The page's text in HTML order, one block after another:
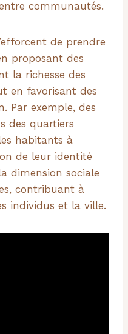
communautés.
de prendre
proposant des
la richesse des
en favorisant des
Par exemple, des
des quartiers
habitants à
de leur identité
dimension sociale
contribuant à
individus et la ville.